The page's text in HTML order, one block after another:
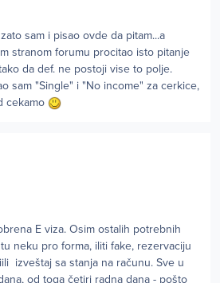
sam i pisao ovde da pitam...a
stranom forumu procitao isto pitanje
da def. ne postoji vise to polje.
sam "Single" i "No income" za cerkice,
cekamo
E viza. Osim ostalih potrebnih
neku pro forma, iliti fake, rezervaciju
izveštaj sa stanja na računu. Sve u
od toga četiri radna dana - pošto